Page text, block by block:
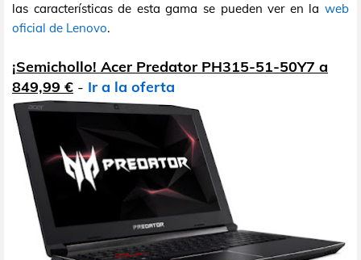
las características de esta gama se pueden ver en la web
oficial de Lenovo.
¡Semichollo! Acer Predator PH315-51-50Y7 a
849,99 € - Ir a la oferta